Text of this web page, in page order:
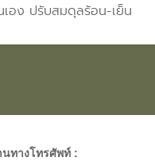
อง ปรับสมดุลร้อน-เย็น
นทางโทรศัพท์ :